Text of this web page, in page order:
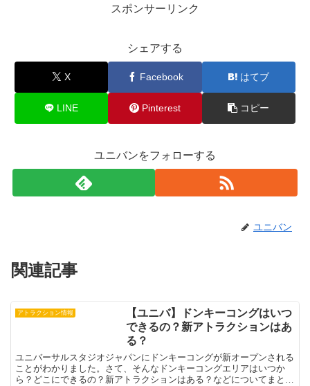
スポンサーリンク
シェアする
X Facebook はてブ
LINE Pinterest コピー
ユニバンをフォローする
ユニバン
関連記事
アトラクション情報
【ユニバ】ドンキーコングはいつ
できるの？新アトラクションはあ
る？
ユニバーサルスタジオジャパンにドンキーコングが新オープンされる
ことがわかりました。さて、そんなドンキーコングエリアはいつか
ら？どこにできるの？新アトラクションはある？などについてまとめ